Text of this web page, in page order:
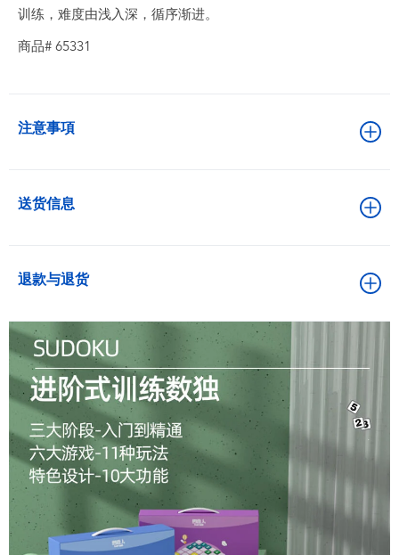
训练，难度由浅入深，循序渐进。
商品# 65331
注意事項
送货信息
退款与退货